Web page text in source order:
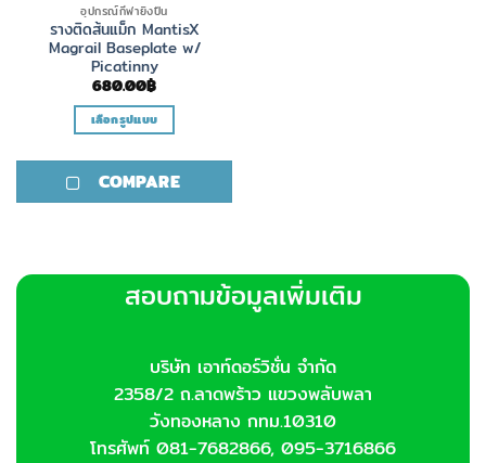
อุปกรณ์กีฬายิงปืน
รางติดส้นแม็ก MantisX
Magrail Baseplate w/
Picatinny
680.00฿
เลือกรูปแบบ
product
has
options
may
the
product
page
COMPARE
สอบถามข้อมูลเพิ่มเติม
บริษัท เอาท์ดอร์วิชั่น จำกัด
2358/2 ถ.ลาดพร้าว แขวงพลับพลา
วังทองหลาง กทม.10310
โทรศัพท์ 081-7682866, 095-3716866